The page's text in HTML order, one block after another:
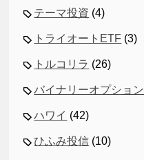
テーマ投資 (4)
トライオートETF (3)
トルコリラ (26)
バイナリーオプション
ハワイ (42)
ひふみ投信 (10)